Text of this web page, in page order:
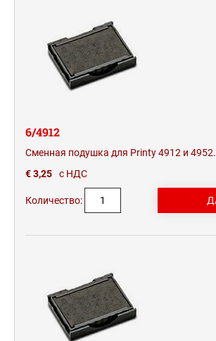
6/4912
Сменная подушка для Printy 4912 и 4952.
€ 3,25
с НДС
Количество: